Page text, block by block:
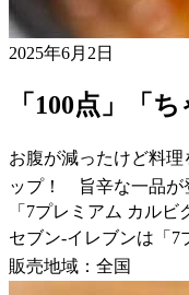
2025年6月2日
「100点」「
お腹が減ったけど料
ップ！ 旨辛な一品が
「7プレミアム カルビ
セブン-イレブンは「7
販売地域：全国